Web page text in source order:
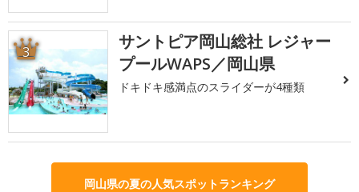
3
サントピア岡山総社 レジャー
プールWAPS／岡山県
ドキドキ感満点のスライダーが4種類
岡山県の夏の人気スポットランキング